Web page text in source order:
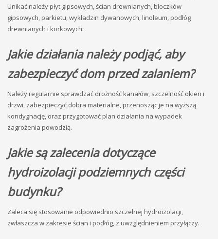
Unikać należy płyt gipsowych, ścian drewnianych, bloczków
gipsowych, parkietu, wykładzin dywanowych, linoleum, podłóg
drewnianych i korkowych.
Jakie działania należy podjąć, aby
zabezpieczyć dom przed zalaniem?
Należy regularnie sprawdzać drożność kanałów, szczelność okien i
drzwi, zabezpieczyć dobra materialne, przenosząc je na wyższą
kondygnację, oraz przygotować plan działania na wypadek
zagrożenia powodzią.
Jakie są zalecenia dotyczące
hydroizolacji podziemnych części
budynku?
Zaleca się stosowanie odpowiednio szczelnej hydroizolacji,
zwłaszcza w zakresie ścian i podłóg, z uwzględnieniem przyłączy.